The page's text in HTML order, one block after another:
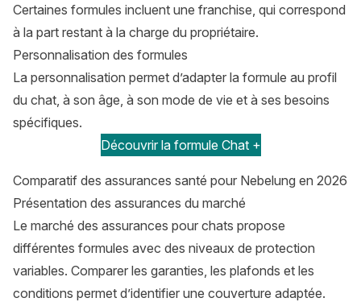
Certaines formules incluent une franchise, qui correspond
à la part restant à la charge du propriétaire.
Personnalisation des formules
La personnalisation permet d’adapter la formule au profil
du chat, à son âge, à son mode de vie et à ses besoins
spécifiques.
Découvrir la formule Chat +
Comparatif des assurances santé pour Nebelung en 2026
Présentation des assurances du marché
Le marché des assurances pour chats propose
différentes formules avec des niveaux de protection
variables. Comparer les garanties, les plafonds et les
conditions permet d’identifier une couverture adaptée.